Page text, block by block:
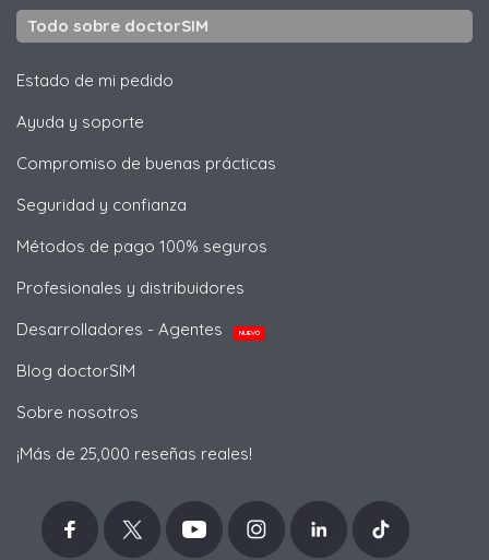
Todo sobre doctorSIM
Estado de mi pedido
Ayuda y soporte
Compromiso de buenas prácticas
Seguridad y confianza
Métodos de pago 100% seguros
Profesionales y distribuidores
Desarrolladores - Agentes
NUEVO
Blog doctorSIM
Sobre nosotros
¡Más de 25,000 reseñas reales!